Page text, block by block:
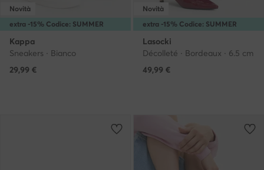
extra -15% Codice: SUMMER
Novità
Kappa
Sneakers · Bianco
29,99 €
extra -15% Codice: SUMMER
Novità
Lasocki
Décolleté · Bordeaux · 6.5 cm
49,99 €